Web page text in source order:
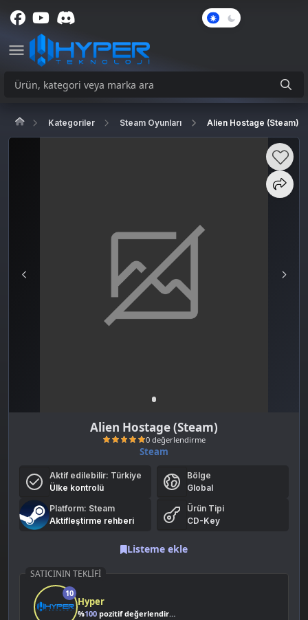
Kategoriler Steam Oyunları Alien Hostage (Steam)
Alien Hostage (Steam)
0 değerlendirme
Steam
Aktif edilebilir: Türkiye
Ülke kontrolü
Bölge
Global
Platform: Steam
Aktifleştirme rehberi
Ürün Tipi
CD-Key
Listeme ekle
SATICININ TEKLIFI
10
Hyper
%100 pozitif değerlendirme